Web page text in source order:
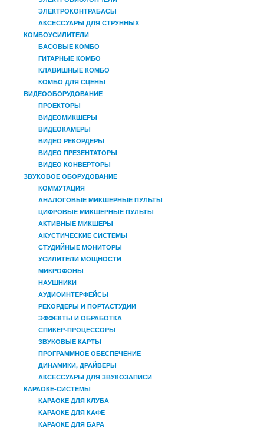
ЭЛЕКТРОКОНТРАБАСЫ
АКСЕССУАРЫ ДЛЯ СТРУННЫХ
КОМБОУСИЛИТЕЛИ
БАСОВЫЕ КОМБО
ГИТАРНЫЕ КОМБО
КЛАВИШНЫЕ КОМБО
КОМБО ДЛЯ СЦЕНЫ
ВИДЕООБОРУДОВАНИЕ
ПРОЕКТОРЫ
ВИДЕОМИКШЕРЫ
ВИДЕОКАМЕРЫ
ВИДЕО РЕКОРДЕРЫ
ВИДЕО ПРЕЗЕНТАТОРЫ
ВИДЕО КОНВЕРТОРЫ
ЗВУКОВОЕ ОБОРУДОВАНИЕ
КОММУТАЦИЯ
АНАЛОГОВЫЕ МИКШЕРНЫЕ ПУЛЬТЫ
ЦИФРОВЫЕ МИКШЕРНЫЕ ПУЛЬТЫ
АКТИВНЫЕ МИКШЕРЫ
АКУСТИЧЕСКИЕ СИСТЕМЫ
СТУДИЙНЫЕ МОНИТОРЫ
УСИЛИТЕЛИ МОЩНОСТИ
МИКРОФОНЫ
НАУШНИКИ
АУДИОИНТЕРФЕЙСЫ
РЕКОРДЕРЫ И ПОРТАСТУДИИ
ЭФФЕКТЫ И ОБРАБОТКА
СПИКЕР-ПРОЦЕССОРЫ
ЗВУКОВЫЕ КАРТЫ
ПРОГРАММНОЕ ОБЕСПЕЧЕНИЕ
ДИНАМИКИ, ДРАЙВЕРЫ
АКСЕССУАРЫ ДЛЯ ЗВУКОЗАПИСИ
КАРАОКЕ-СИСТЕМЫ
КАРАОКЕ ДЛЯ КЛУБА
КАРАОКЕ ДЛЯ КАФЕ
КАРАОКЕ ДЛЯ БАРА